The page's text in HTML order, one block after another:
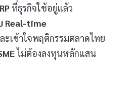
ที่ธุรกิจใช้อยู่แล้ว
Real-time
ะเข้าใจพฤติกรรมตลาดไทย
ไม่ต้องลงทุนหลักแสน